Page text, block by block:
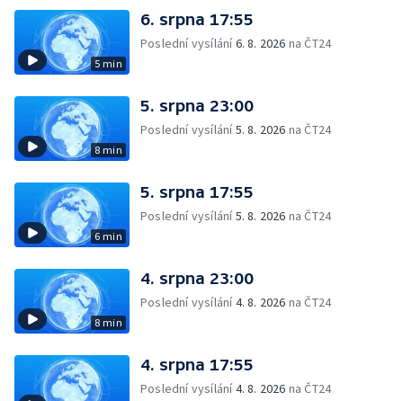
5 min
6. srpna 17:55
Poslední vysílání6. 8. 2026 na ČT24
8 min
5. srpna 23:00
Poslední vysílání5. 8. 2026 na ČT24
6 min
5. srpna 17:55
Poslední vysílání5. 8. 2026 na ČT24
8 min
4. srpna 23:00
Poslední vysílání4. 8. 2026 na ČT24
4. srpna 17:55
Poslední vysílání4. 8. 2026 na ČT24